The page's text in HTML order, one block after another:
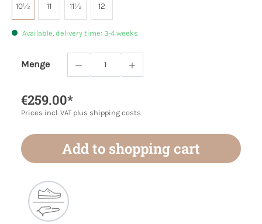
10½ 11 11½ 12
Available, delivery time: 3-4 weeks
Menge
Product Quantity: Enter the desired
€259.00*
Prices incl. VAT plus shipping costs
Add to shopping cart